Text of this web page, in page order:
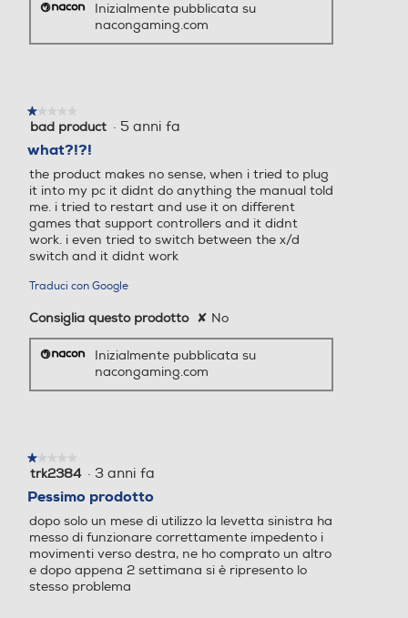
Inizialmente pubblicata su
nacongaming.com
★★★★★
★★★★★
1
5
stelle.
bad product · 5 anni fa
what?!?!
the product makes no sense, when i tried to plug
it into my pc it didnt do anything the manual told
me. i tried to restart and use it on different
games that support controllers and it didnt
work. i even tried to switch between the x/d
switch and it didnt work
Traduci con Google
Consiglia questo prodotto ✘ No
Inizialmente pubblicata su
nacongaming.com
★★★★★
★★★★★
1
5
stelle.
trk2384 · 3 anni fa
Pessimo prodotto
dopo solo un mese di utilizzo la levetta sinistra ha
messo di funzionare correttamente impedento i
movimenti verso destra, ne ho comprato un altro
e dopo appena 2 settimana si è ripresento lo
stesso problema